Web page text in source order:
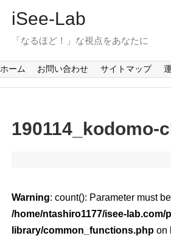
iSee-Lab
「なるほど！」な視点をあなたに
ホーム お問い合わせ サイトマップ
190114_kodomo-
Warning: count(): Parameter must
/home/ntashiro1177/isee-
library/common_functions.php on